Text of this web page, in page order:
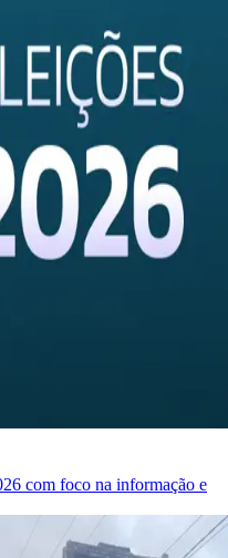
com foco na informação e